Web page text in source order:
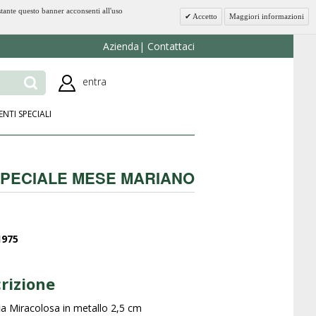
questo banner acconsenti all'uso
Accetto Maggiori informazioni
Azienda Contattaci
entra
SPECIALI
MESE MARIANO
Miracolosa in metallo 2,5 cm